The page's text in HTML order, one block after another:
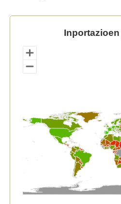
Inportazioen jatorria
Map of unspecified region
View as data table,